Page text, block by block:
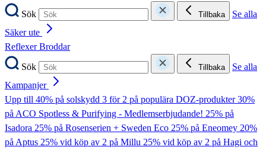
Sök
Tillbaka
Se alla
Säker ute
ReflexerBroddar
Sök
Tillbaka
Se alla
Kampanjer
Upp till 40% på solskydd 3 för 2 på populära DOZ-produkter30%
på ACO Spotless & Purifying - Medlemserbjudande! 25% på
Isadora 25% på Rosenserien + Sweden Eco 25% på Eneomey 20%
på Aptus 25% vid köp av 2 på Millu 25% vid köp av 2 på Hagi och